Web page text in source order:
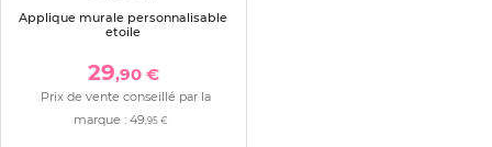
Applique murale personnalisable
etoile
29,90 €
Prix de vente conseillé par la
marque :49,95 €